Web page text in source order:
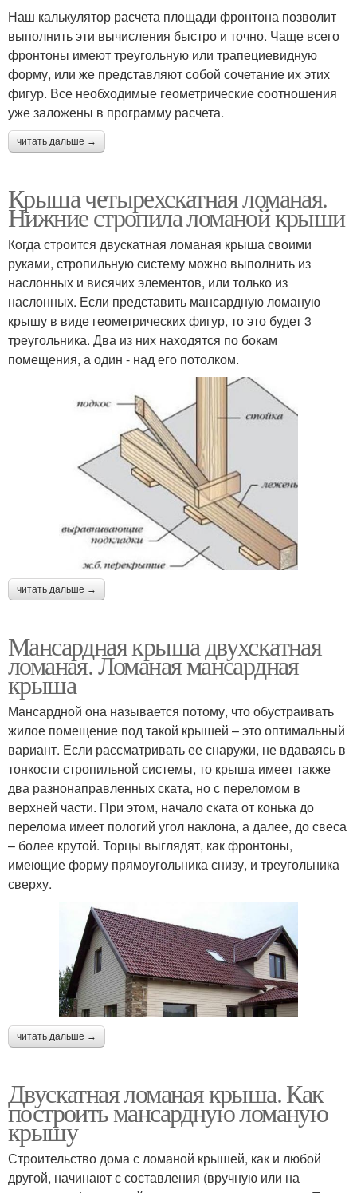
Наш калькулятор расчета площади фронтона позволит
выполнить эти вычисления быстро и точно. Чаще всего
фронтоны имеют треугольную или трапециевидную
форму, или же представляют собой сочетание их этих
фигур. Все необходимые геометрические соотношения
уже заложены в программу расчета.
читать дальше →
Крыша четырехскатная ломаная.
Нижние стропила ломаной крыши
Когда строится двускатная ломаная крыша своими
руками, стропильную систему можно выполнить из
наслонных и висячих элементов, или только из
наслонных. Если представить мансардную ломаную
крышу в виде геометрических фигур, то это будет 3
треугольника. Два из них находятся по бокам
помещения, а один - над его потолком.
читать дальше →
Мансардная крыша двухскатная
ломаная. Ломаная мансардная
крыша
Мансардной она называется потому, что обустраивать
жилое помещение под такой крышей – это оптимальный
вариант. Если рассматривать ее снаружи, не вдаваясь в
тонкости стропильной системы, то крыша имеет также
два разнонаправленных ската, но с переломом в
верхней части. При этом, начало ската от конька до
перелома имеет пологий угол наклона, а далее, до свеса
– более крутой. Торцы выглядят, как фронтоны,
имеющие форму прямоугольника снизу, и треугольника
сверху.
читать дальше →
Двускатная ломаная крыша. Как
построить мансардную ломаную
крышу
Строительство дома с ломаной крышей, как и любой
другой, начинают с составления (вручную или на